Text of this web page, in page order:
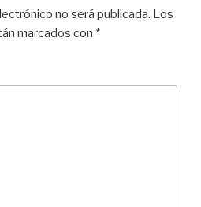
no será publicada. Los
marcados con *